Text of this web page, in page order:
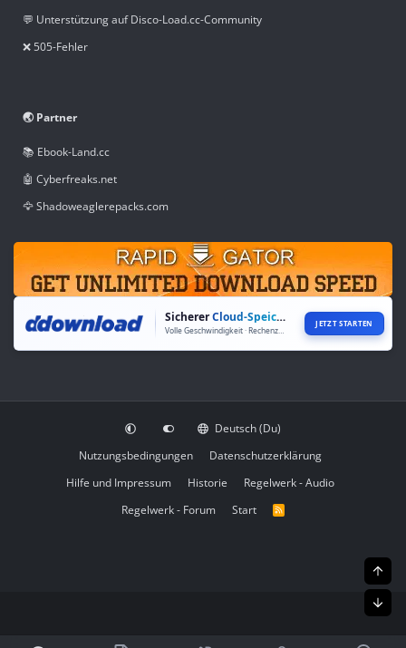
💬 Unterstützung auf Disco-Load.cc-Community
❌ 505-Fehler
🌏 Partner
📚 Ebook-Land.cc
🤖 Cyberfreaks.net
🦅 Shadoweaglerepacks.com
SichererCloud-Speicher
Volle Geschwindigkeit · Rechenzentren weltweit
JETZT STARTEN
Deutsch (Du)
Nutzungsbedingungen
Datenschutzerklärung
Hilfe und Impressum
Historie
Regelwerk - Audio
Regelwerk - Forum
Start
R